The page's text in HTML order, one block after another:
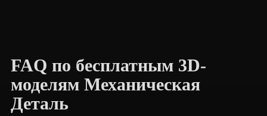
FAQ по бесплатным 3D-
моделям Механическая
Деталь